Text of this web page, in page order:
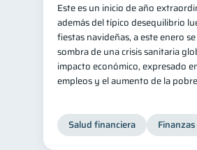
Este es un inicio de año
además del típico desequilibrio
fiestas navideñas, a este enero
sombra de una crisis sanitaria
impacto económico, expresado
empleos y el aumento de la
Salud financiera Finanzas